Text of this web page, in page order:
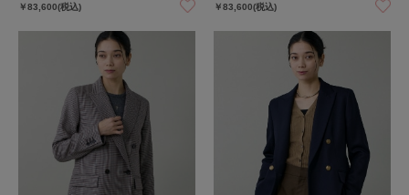
￥83,600(税込) ￥83,600(税込)